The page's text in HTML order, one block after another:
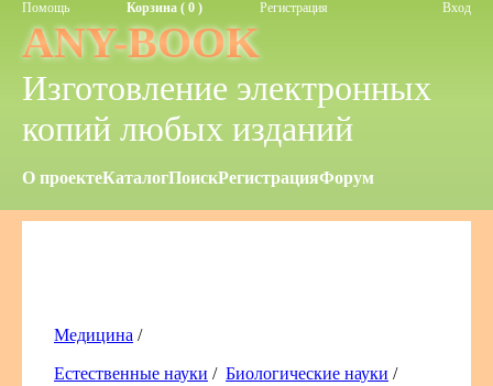
Помощь Корзина ( 0 ) Регистрация Вход
ANY-BOOK
Изготовление электронных
копий любых изданий
О проектеКаталогПоискРегистрацияФорум
Медицина /
Естественные науки / Биологические науки /